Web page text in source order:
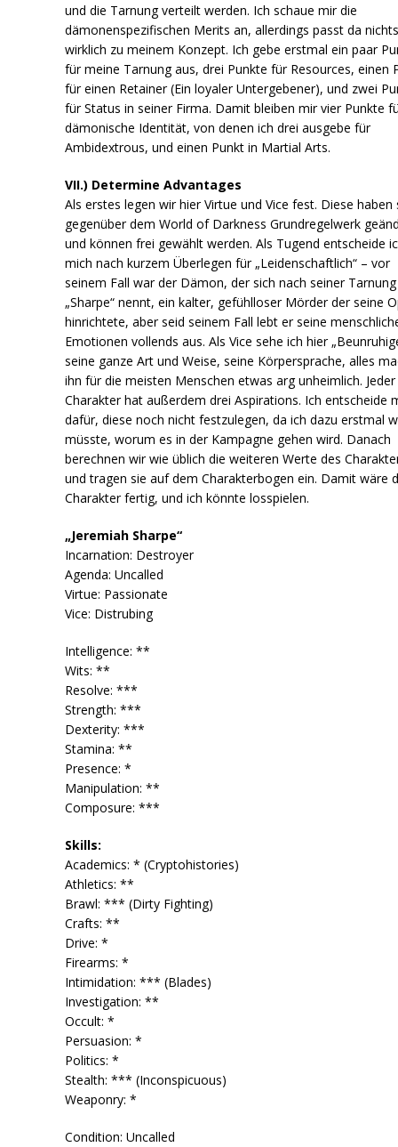
und die Tarnung verteilt werden. Ich schaue mir die
dämonenspezifischen Merits an, allerdings passt da
wirklich zu meinem Konzept. Ich gebe erstmal ein paar
für meine Tarnung aus, drei Punkte für Resources, einen
für einen Retainer (Ein loyaler Untergebener), und zwei
für Status in seiner Firma. Damit bleiben mir vier Punkte
dämonische Identität, von denen ich drei ausgebe für
Ambidextrous, und einen Punkt in Martial Arts.
VII.) Determine Advantages
Als erstes legen wir hier Virtue und Vice fest. Diese haben
gegenüber dem World of Darkness Grundregelwerk
und können frei gewählt werden. Als Tugend entscheide
mich nach kurzem Überlegen für „Leidenschaftlich“ – vor
seinem Fall war der Dämon, der sich nach seiner Tarnung
„Sharpe“ nennt, ein kalter, gefühlloser Mörder der seine
hinrichtete, aber seid seinem Fall lebt er seine
Emotionen vollends aus. Als Vice sehe ich hier
seine ganze Art und Weise, seine Körpersprache, alles
ihn für die meisten Menschen etwas arg unheimlich. Jeder
Charakter hat außerdem drei Aspirations. Ich entscheide
dafür, diese noch nicht festzulegen, da ich dazu erstmal
müsste, worum es in der Kampagne gehen wird. Danach
berechnen wir wie üblich die weiteren Werte des
und tragen sie auf dem Charakterbogen ein. Damit wäre
Charakter fertig, und ich könnte losspielen.
„Jeremiah Sharpe“
Incarnation: Destroyer
Agenda: Uncalled
Virtue: Passionate
Vice: Distrubing
Intelligence: **
Wits: **
Resolve: ***
Strength: ***
Dexterity: ***
Stamina: **
Presence: *
Manipulation: **
Composure: ***
Skills:
Academics: * (Cryptohistories)
Athletics: **
Brawl: *** (Dirty Fighting)
Crafts: **
Drive: *
Firearms: *
Intimidation: *** (Blades)
Investigation: **
Occult: *
Persuasion: *
Politics: *
Stealth: *** (Inconspicuous)
Weaponry: *
Condition: Uncalled